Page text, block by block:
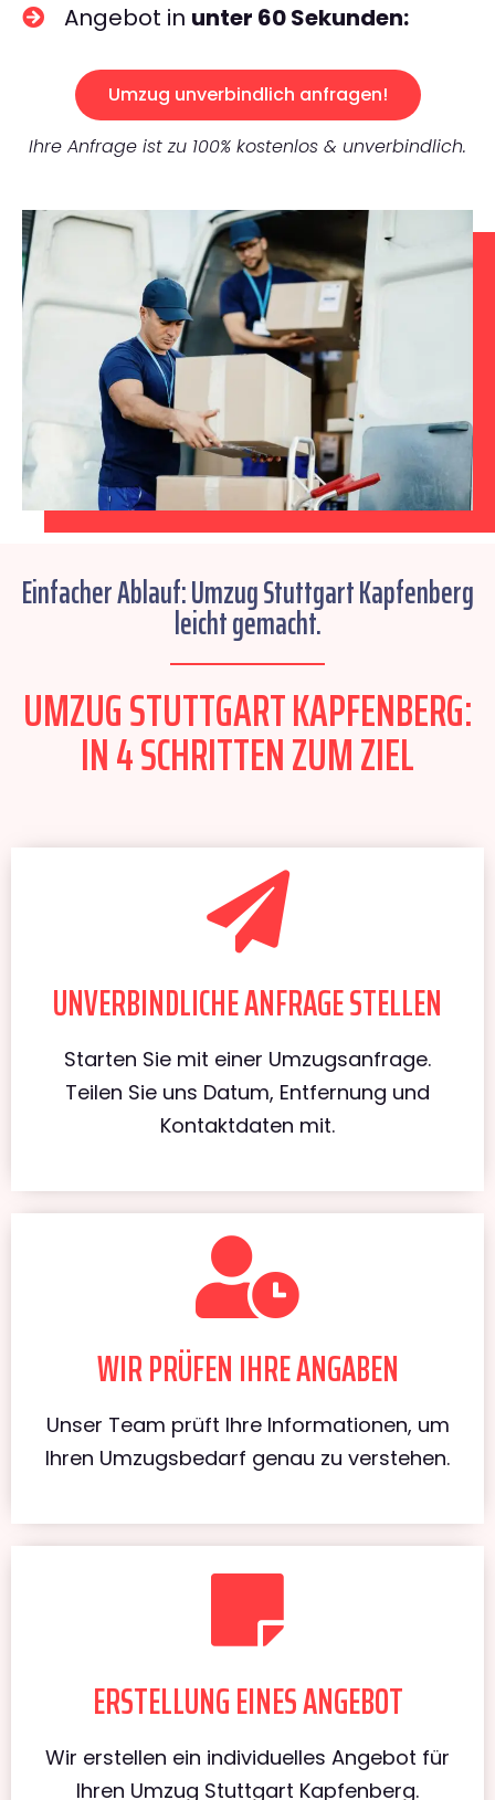
Angebot in unter 60 Sekunden:
Umzug unverbindlich anfragen!
Ihre Anfrage ist zu 100% kostenlos & unverbindlich.
Einfacher Ablauf: Umzug Stuttgart Kapfenberg
leicht gemacht.
UMZUG STUTTGART KAPFENBERG:
IN 4 SCHRITTEN ZUM ZIEL
UNVERBINDLICHE ANFRAGE STELLEN
Starten Sie mit einer Umzugsanfrage.
Teilen Sie uns Datum, Entfernung und
Kontaktdaten mit.
WIR PRÜFEN IHRE ANGABEN
Unser Team prüft Ihre Informationen, um
Ihren Umzugsbedarf genau zu verstehen.
ERSTELLUNG EINES ANGEBOT
Wir erstellen ein individuelles Angebot für
Ihren Umzug Stuttgart Kapfenberg.